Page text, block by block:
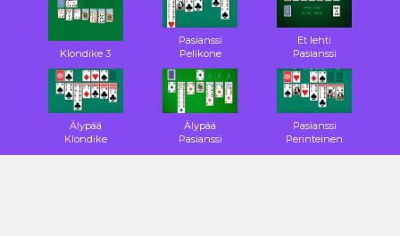
Klondike 3
Pasianssi
Pelikone
Et lehti
Pasianssi
Älypää
Klondike
Älypää
Pasianssi
Pasianssi
Perinteinen